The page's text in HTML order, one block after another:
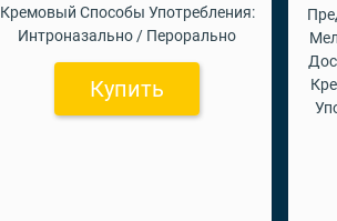
Кремовый Способы Употребления:
Интроназально / Перорально
Купить